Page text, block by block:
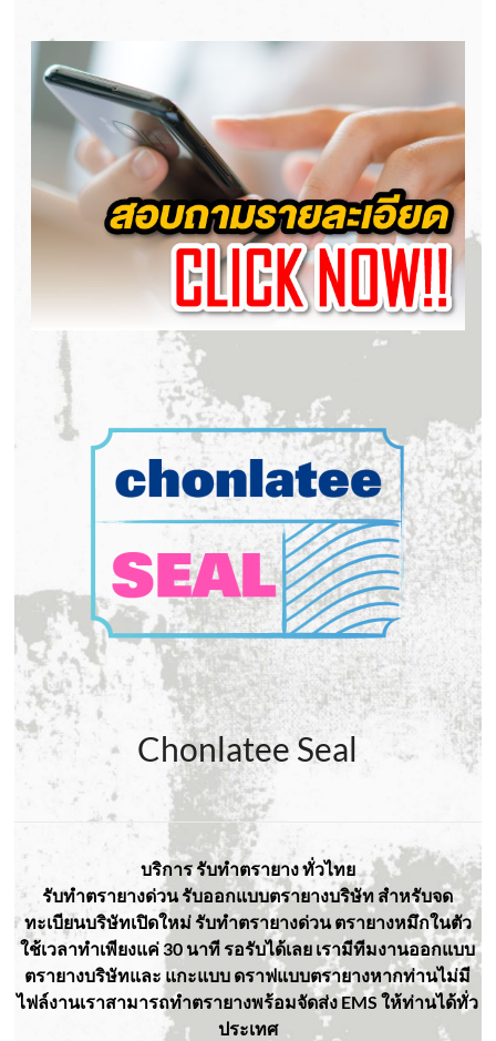
Chonlatee Seal
บริการ รับทำตรายาง ทั่วไทย
รับทำตรายางด่วนรับออกแบบตรายางบริษัท สำหรับจด
ทะเบียนบริษัทเปิดใหม่ รับทำตรายางด่วน ตรายางหมึกในตัว
ใช้เวลาทำเพียงแค่ 30 นาที รอรับได้เลย เรามีทีมงานออกแบบ
ตรายางบริษัทและ แกะแบบ ดราฟแบบตรายางหากท่านไม่มี
ไฟล์งานเราสามารถทำตรายางพร้อมจัดส่ง EMS ให้ท่านได้ทั่ว
ประเทศ